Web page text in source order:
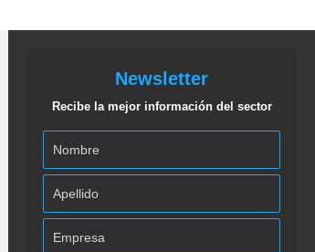
Newsletter
Recibe la mejor información del sector